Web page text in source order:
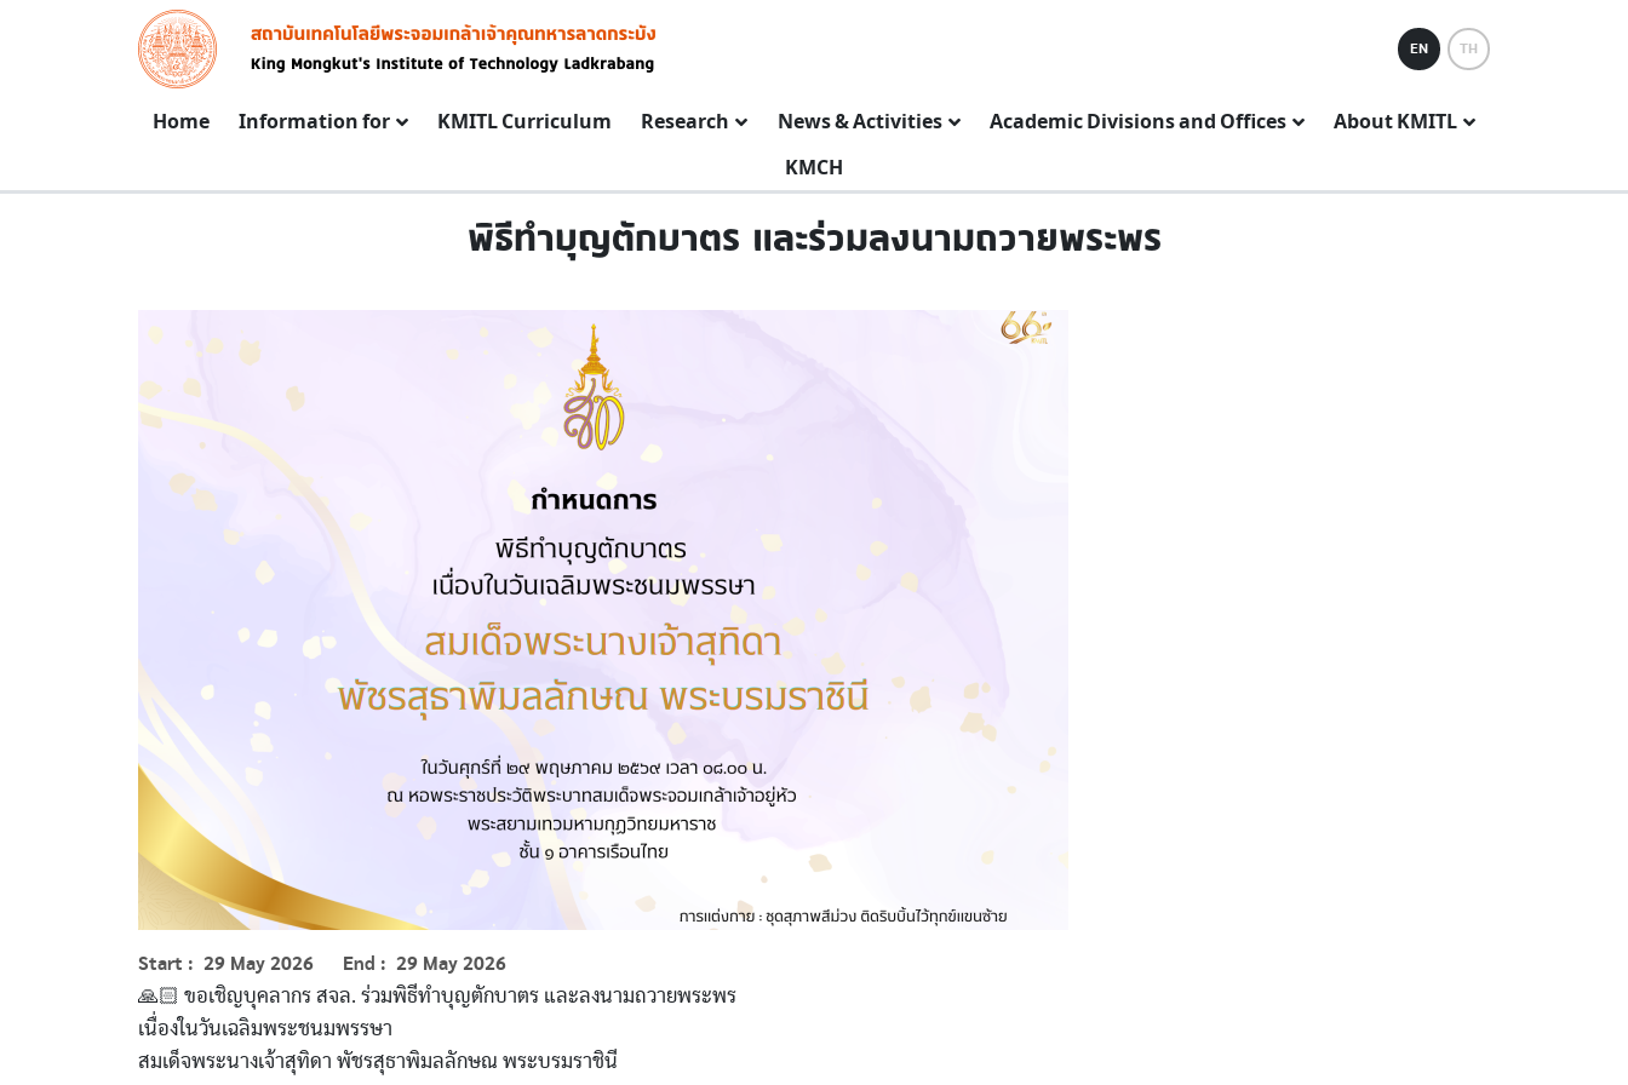
Skip to main content
Image
EN TH
Main navigation
Home Information for KMITL Curriculum Research News & Activities Academic Divisions and Offices
About KMITL
KMCH
พิธีทำบุญตักบาตร และร่วมลงนามถวายพระพร
Start 29 May 2026 End 29 May 2026
🙏🏻 ขอเชิญบุคลากร สจล. ร่วมพิธีทำบุญตักบาตร และลงนามถวายพระพร
เนื่องในวันเฉลิมพระชนมพรรษา
สมเด็จพระนางเจ้าสุทิดา พัชรสุธาพิมลลักษณ พระบรมราชินี